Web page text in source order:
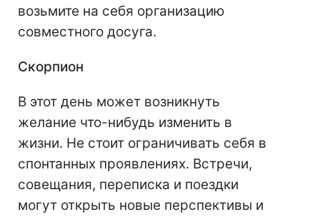
возьмите на себя организацию
совместного досуга.
Скорпион
В этот день может возникнуть
желание что-нибудь изменить в
жизни. Не стоит ограничивать себя в
спонтанных проявлениях. Встречи,
совещания, переписка и поездки
могут открыть новые перспективы и